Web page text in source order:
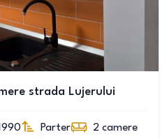
strada Lujerului
Parter 2 camere